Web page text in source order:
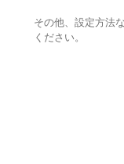
その他、設定方法
ください。